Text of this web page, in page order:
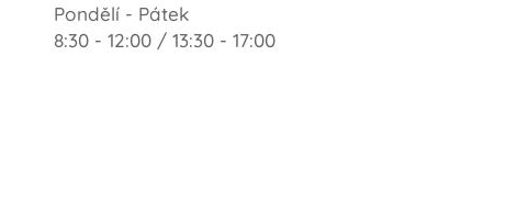
Pondělí - Pátek
8:30 - 12:00 / 13:30 - 17:00